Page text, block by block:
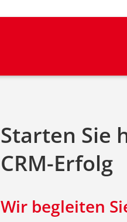
Starten Sie
CRM-Erfolg
Wir begleiten